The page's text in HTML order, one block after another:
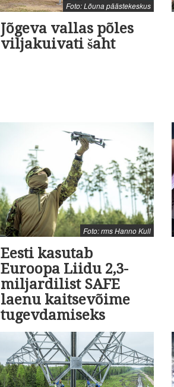
Foto: Lõuna päästekeskus
Jõgeva vallas põles
viljakuivati šaht
Foto: rms Hanno Kull
Eesti kasutab
Euroopa Liidu 2,3-
miljardilist SAFE
laenu kaitsevõime
tugevdamiseks